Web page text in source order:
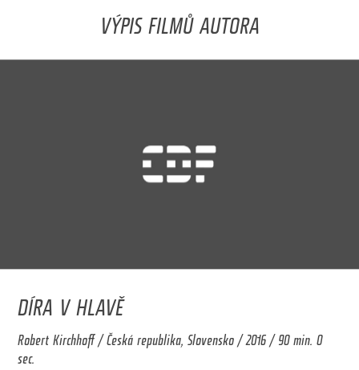
VÝPIS FILMŮ AUTORA
DÍRA V HLAVĚ
Robert Kirchhoff / Česká republika, Slovensko / 2016 / 90 min. 0
sec.